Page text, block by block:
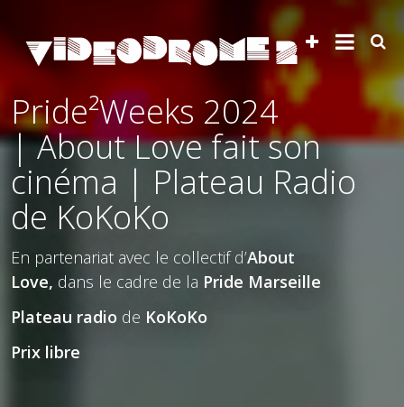
Pride²Weeks 2024
| About Love fait son
cinéma | Plateau Radio
de KoKoKo
En partenariat avec le collectif d’About
Love, dans le cadre de la Pride Marseille
Plateau radio de KoKoKo
Prix libre